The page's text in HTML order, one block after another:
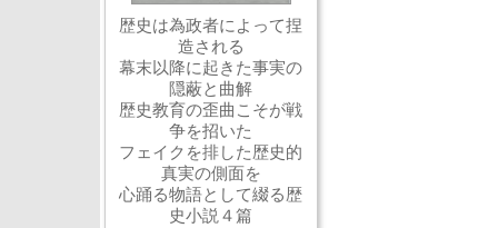
歴史は為政者によって捏
造される
幕末以降に起きた事実の
隠蔽と曲解
歴史教育の歪曲こそが戦
争を招いた
フェイクを排した歴史的
真実の側面を
心踊る物語として綴る歴
史小説４篇